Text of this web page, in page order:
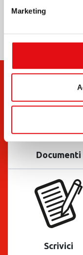
Marketing
Condividi su:
Documenti
Scrivici